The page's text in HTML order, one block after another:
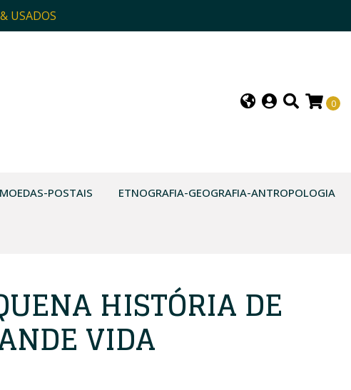
USADOS
0
POSTAIS ETNOGRAFIA-GEOGRAFIA-ANTROPOLOGIA
HISTÓRIA DE
VIDA